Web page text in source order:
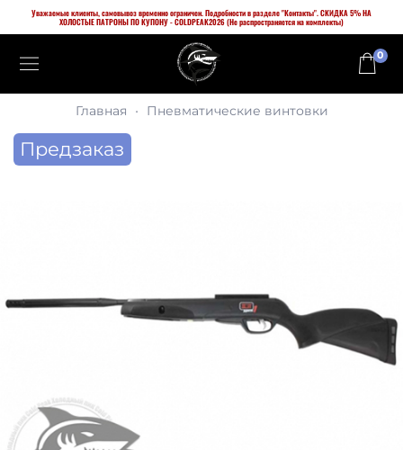
Уважаемые клиенты, самовывоз временно ограничен. Подробности в разделе "Контакты". СКИДКА 5% НА
ХОЛОСТЫЕ ПАТРОНЫ ПО КУПОНУ - COLDPEAK2026 (Не распространяется на комплекты)
0
Главная Пневматические винтовки
Предзаказ